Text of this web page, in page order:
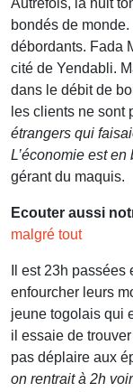
bondés de
débordants. Fada
cité de Yendabli.
dans le débit de
les clients ne sont
étrangers qui
L’économie est en
gérant du maquis.
Ecouter aussi
malgré tout
Il est 23h
enfourcher leurs
jeune togolais qui
il essaie de
pas déplaire aux
on rentrait à 2h